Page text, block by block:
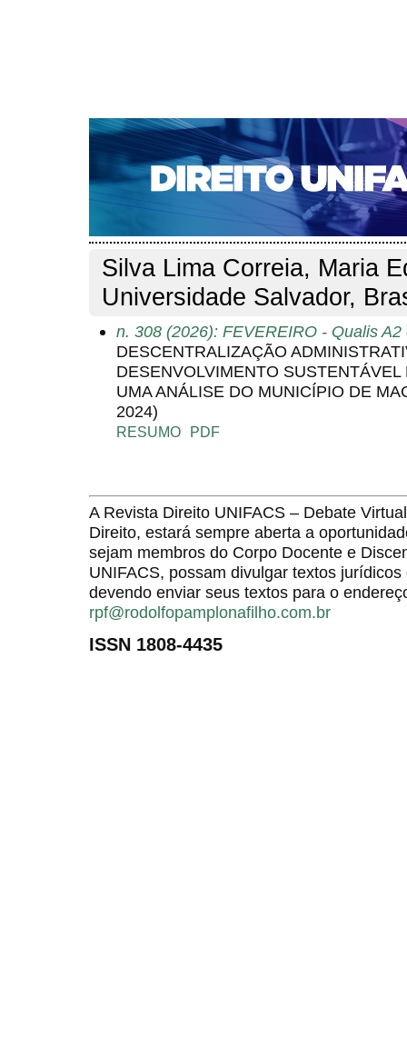
CAPA SOBRE ACESSO CADASTRO
NOTÍCIAS
EDIÇÕES DE Nº 1 A 100 WEBMAIL
Capa>Pesquisa> Perfil do autor
Perfil do autor
Silva Lima Correia, Maria
Universidade Salvador,
n. 308 (2026): FEVEREIRO - Qualis A2
DESCENTRALIZAÇÃO
DESENVOLVIMENTO
UMA ANÁLISE DO MUNICÍPIO DE
2024)
RESUMO PDF
A Revista Direito UNIFACS – Debate
Direito, estará sempre aberta a
sejam membros do Corpo Docente e
UNIFACS, possam divulgar textos
devendo enviar seus textos para o
rpf@rodolfopamplonafilho.com.br
ISSN 1808-4435